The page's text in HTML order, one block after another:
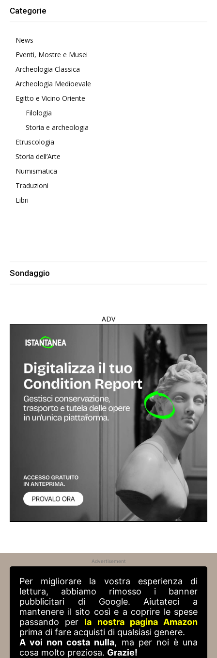
Categorie
News
Eventi, Mostre e Musei
Archeologia Classica
Archeologia Medioevale
Egitto e Vicino Oriente
Filologia
Storia e archeologia
Etruscologia
Storia dell’Arte
Numismatica
Traduzioni
Libri
Sondaggio
ADV
Advertisement
Per migliorare la vostra esperienza di
lettura, abbiamo rimosso i banner
pubblicitari di Google. Aiutateci a
mantenere il sito così e a coprire le spese
passando per la nostra pagina Amazon
prima di fare acquisti di qualsiasi genere.
A voi non costa nulla, ma per noi è una
cosa molto preziosa. Grazie!